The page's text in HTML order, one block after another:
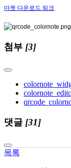
마켓 다운로드 링크
첨부 [3]
댓글 [31]
목록